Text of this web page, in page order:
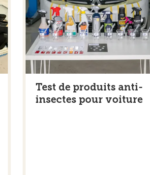
Test de produits anti-
insectes pour voiture